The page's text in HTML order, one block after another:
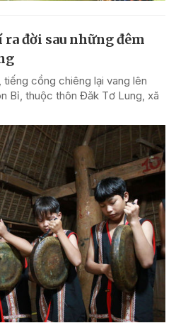
đời sau những đêm
cồng chiêng lại vang lên
Bỉ, thuộc thôn Đăk Tơ Lung, xã